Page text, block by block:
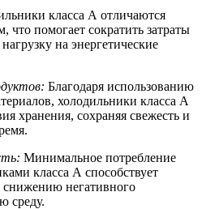
класса А отличаются
что помогает сократить затраты
на энергетические
Благодаря использованию
холодильники класса А
хранения, сохраняя свежесть и
Минимальное потребление
класса А способствует
негативного
среду.